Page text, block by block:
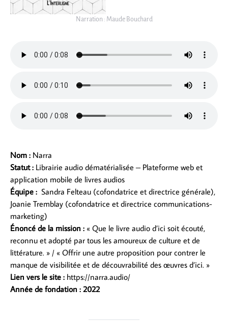
Narration : Maude Bouchard
Nom : Narra
Statut : Librairie audio dématérialisée – Plateforme web et
application mobile de livres audios
Équipe : Sandra Felteau (cofondatrice et directrice générale),
Joanie Tremblay (cofondatrice et directrice communications-
marketing)
Énoncé de la mission : « Que le livre audio d’ici soit écouté,
reconnu et adopté par tous les amoureux de culture et de
littérature. » / « Offrir une autre proposition pour contrer le
manque de visibilitée et de découvrabilité des œuvres d’ici. »
Lien vers le site : https://narra.audio/
Année de fondation : 2022